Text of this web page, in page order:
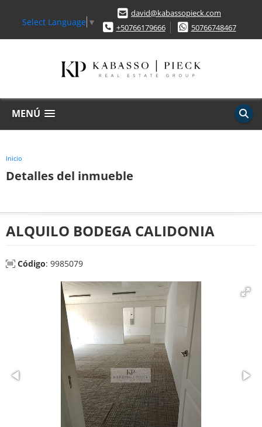
Select Language ▼
david@kabassopieck.com
+50766179666
50766748467
MENÚ
Inicio
Detalles del inmueble
ALQUILO BODEGA CALIDONIA
Código: 9985079